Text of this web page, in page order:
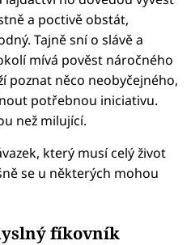
a poctivě obstát,
Tajně sní o slávě a
mívá pověst náročného
poznat něco neobyčejného,
potřebnou iniciativu.
než milující.
který musí celý život
se u některých mohou
fíkovník